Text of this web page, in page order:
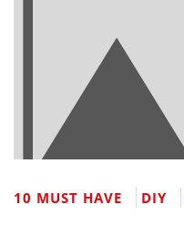
10 MUST HAVE DIY